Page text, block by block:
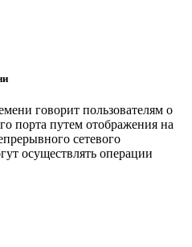
говорит пользователям о
порта путем отображения на
сетевого
осуществлять операции